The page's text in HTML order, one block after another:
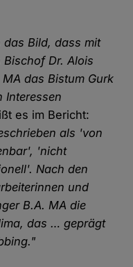
Bild, dass mit
Dr. Alois
das Bistum Gurk
Interessen
es im Bericht:
als 'von
'nicht
Nach den
und
B.A. MA die
das … geprägt